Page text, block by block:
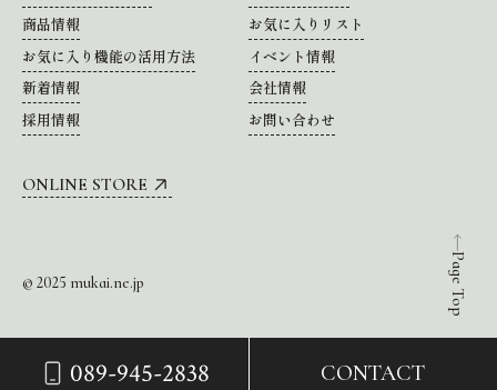
089-945-2838 CONTACT
Page Top
商品情報
お気に入りリスト
お気に入り機能の活用方法
イベント情報
新着情報
会社情報
採用情報
お問い合わせ
ONLINE STORE
© 2025 mukai.ne.jp